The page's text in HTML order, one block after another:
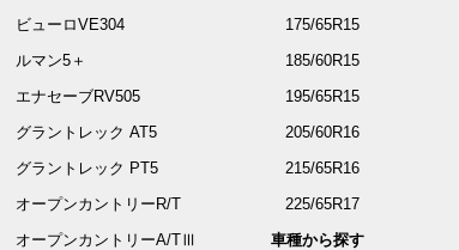
ビューロVE304
ルマン5＋
エナセーブRV505
グラントレック AT5
グラントレック PT5
オープンカントリーR/T
オープンカントリーA/TⅢ
175/65R15
185/60R15
195/65R15
205/60R16
215/65R16
225/65R17
車種から探す